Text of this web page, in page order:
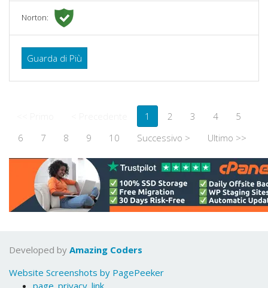
Norton:
Guarda di Più
1 2 3 4
5
6
7 8 9 10 Successivo > Ultimo >>
Developed by Amazing Coders
Website Screenshots by PagePeeker
page_privacy_link